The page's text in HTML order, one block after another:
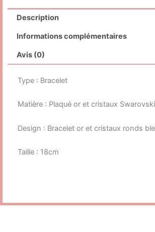
Description
Informations complémentaires
Avis (0)
Type : Bracelet
Matière : Plaqué or et cristaux Swarovski
Design : Bracelet or et cristaux ronds
Taille : 18cm